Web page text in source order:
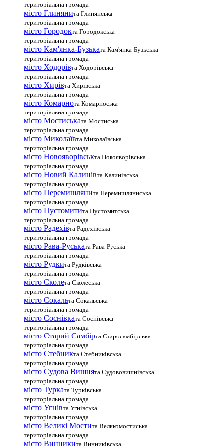
територіальна громада
місто Глинянита Глинянська
територіальна громада
місто Городокта Городокська
територіальна громада
місто Кам'янка-Бузьката Кам'янка-Бузьська
територіальна громада
місто Ходорівта Ходорівська
територіальна громада
місто Хирівта Хирівська
територіальна громада
місто Комарнота Комарноська
територіальна громада
місто Мостиськата Мостиська
територіальна громада
місто Миколаївта Миколаївська
територіальна громада
місто Новояворівськта Новояворівська
територіальна громада
місто Новий Калинівта Калинівська
територіальна громада
місто Перемишлянита Перемишляниська
територіальна громада
місто Пустомитита Пустомитська
територіальна громада
місто Радехівта Радехівська
територіальна громада
місто Рава-Руськата Рава-Руська
територіальна громада
місто Рудкита Рудківська
територіальна громада
місто Сколета Сколеська
територіальна громада
місто Сокальта Сокальська
територіальна громада
місто Соснівката Соснівська
територіальна громада
місто Старий Самбірта Старосамбірська
територіальна громада
місто Стебникта Стебниківська
територіальна громада
місто Судова Вишнята Судововишнівська
територіальна громада
місто Турката Турківська
територіальна громада
місто Угнівта Угнівська
територіальна громада
місто Великі Мостита Великомостиська
територіальна громада
місто Винникита Винниківська